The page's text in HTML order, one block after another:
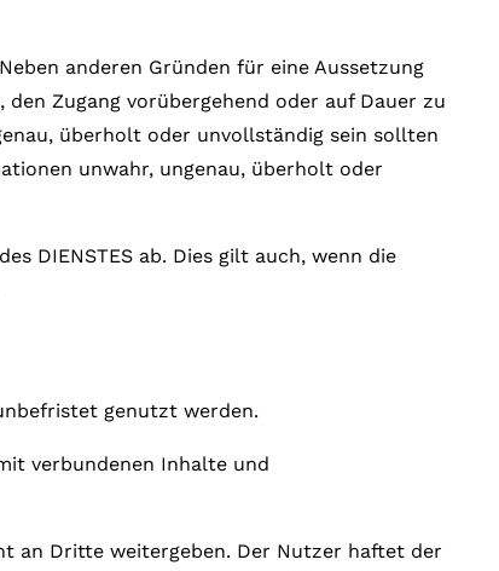
anderen Gründen für eine Aussetzung
Zugang vorübergehend oder auf Dauer zu
überholt oder unvollständig sein sollten
unwahr, ungenau, überholt oder
DIENSTES ab. Dies gilt auch, wenn die
genutzt werden.
verbundenen Inhalte und
an Dritte weitergeben. Der Nutzer haftet der